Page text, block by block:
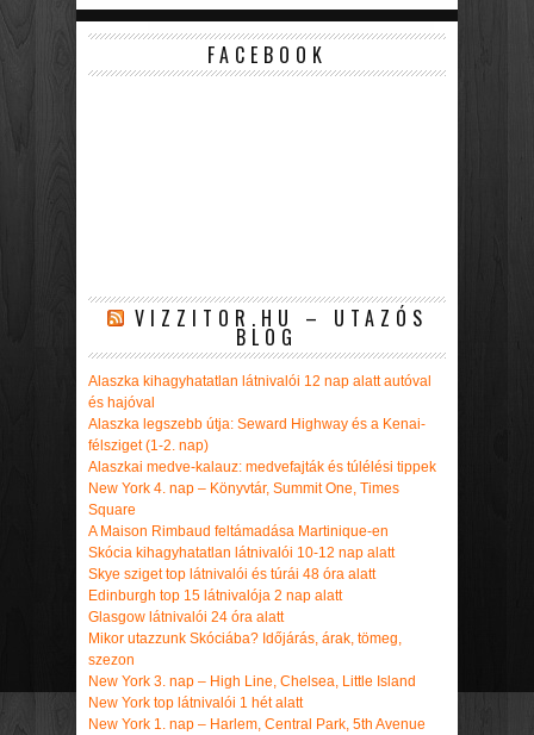
FACEBOOK
VIZZITOR.HU – UTAZÓS
BLOG
Alaszka kihagyhatatlan látnivalói 12 nap alatt autóval
és hajóval
Alaszka legszebb útja: Seward Highway és a Kenai-
félsziget (1-2. nap)
Alaszkai medve-kalauz: medvefajták és túlélési tippek
New York 4. nap – Könyvtár, Summit One, Times
Square
A Maison Rimbaud feltámadása Martinique-en
Skócia kihagyhatatlan látnivalói 10-12 nap alatt
Skye sziget top látnivalói és túrái 48 óra alatt
Edinburgh top 15 látnivalója 2 nap alatt
Glasgow látnivalói 24 óra alatt
Mikor utazzunk Skóciába? Időjárás, árak, tömeg,
szezon
New York 3. nap – High Line, Chelsea, Little Island
New York top látnivalói 1 hét alatt
New York 1. nap – Harlem, Central Park, 5th Avenue